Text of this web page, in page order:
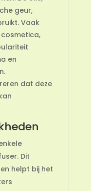
geur,
Vaak
en
dat deze
Dit
helpt bij het